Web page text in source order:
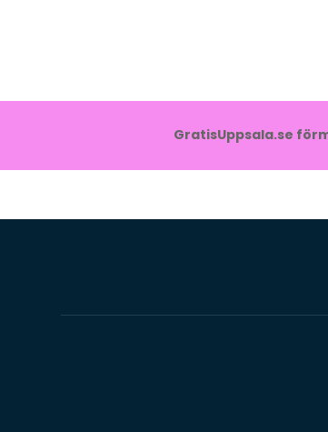
GratisUppsala.se